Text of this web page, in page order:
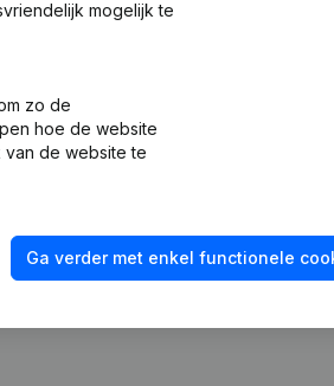
mogelijk te
zo de
hoe de website
van de website te
Ga verder met enkel functionele
& fraudepreventie
checken